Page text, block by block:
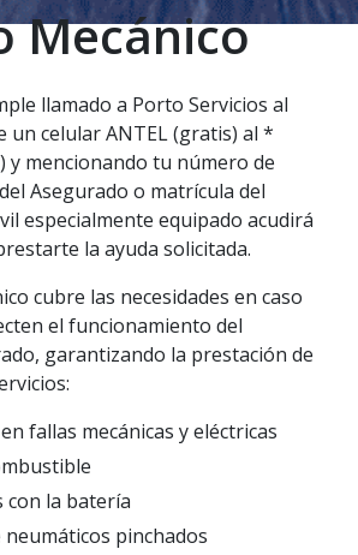
Mecánico
llamado a Porto Servicios al
un celular ANTEL (gratis) al *
y mencionando tu número de
Asegurado o matrícula del
especialmente equipado acudirá
la ayuda solicitada.
cubre las necesidades en caso
el funcionamiento del
garantizando la prestación de
fallas mecánicas y eléctricas
con la batería
neumáticos pinchados